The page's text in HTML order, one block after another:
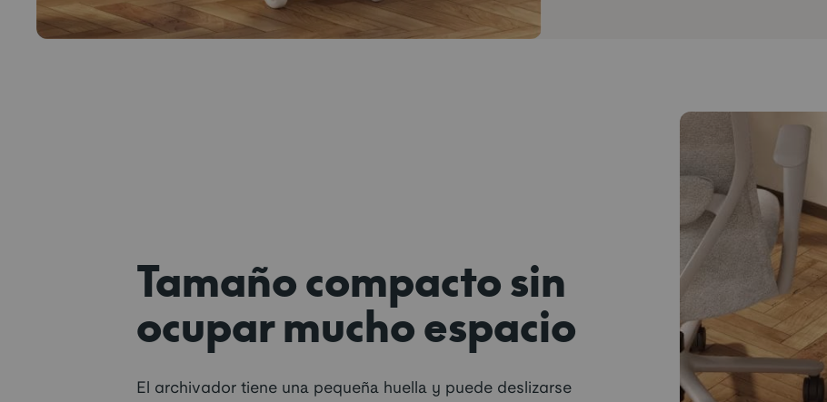
Tamaño compacto sin
ocupar mucho espacio
El archivador tiene una pequeña huella y puede deslizarse